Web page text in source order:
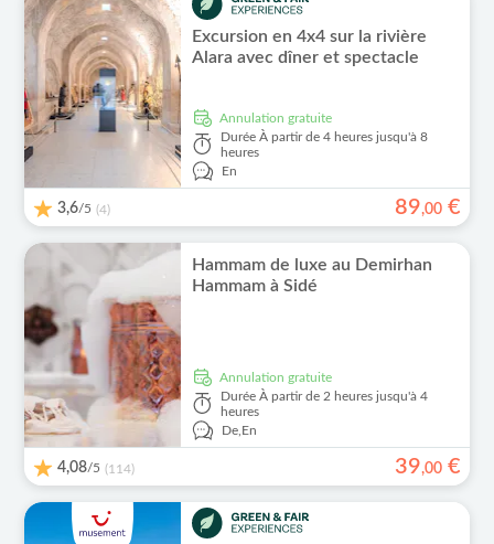
Excursion en 4x4 sur la rivière
Alara avec dîner et spectacle
Annulation gratuite
Durée À partir de 4 heures jusqu'à 8
heures
En
3,6/5 (4) 89,00 €
Hammam de luxe au Demirhan
Hammam à Sidé
Annulation gratuite
Durée À partir de 2 heures jusqu'à 4
heures
De,En
4,08/5 (114) 39,00 €